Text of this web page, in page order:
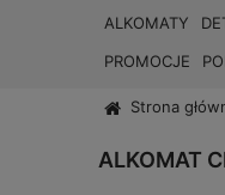
ALKOMATY
PROMOCJE
Strona
ALKOMAT